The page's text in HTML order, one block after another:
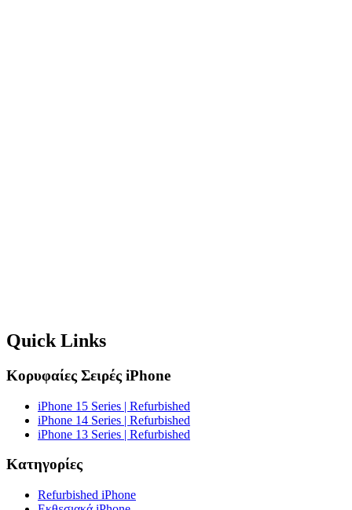
Quick Links
Κορυφαίες Σειρές iPhone
iPhone 15 Series | Refurbished
iPhone 14 Series | Refurbished
iPhone 13 Series | Refurbished
Κατηγορίες
Refurbished iPhone